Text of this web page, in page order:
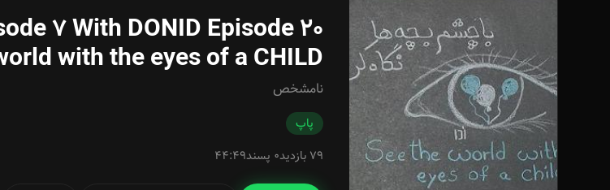
with the eyes of a CHILD
نامشخص
پاپ
79 بازدید
0 پسند 44:49